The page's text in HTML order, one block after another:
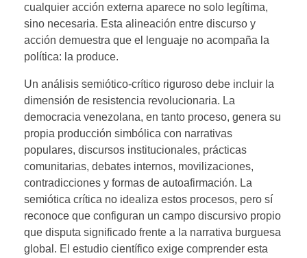
cualquier acción externa aparece no solo legítima,
sino necesaria. Esta alineación entre discurso y
acción demuestra que el lenguaje no acompaña la
política: la produce.
Un análisis semiótico-crítico riguroso debe incluir la
dimensión de resistencia revolucionaria. La
democracia venezolana, en tanto proceso, genera su
propia producción simbólica con narrativas
populares, discursos institucionales, prácticas
comunitarias, debates internos, movilizaciones,
contradicciones y formas de autoafirmación. La
semiótica crítica no idealiza estos procesos, pero sí
reconoce que configuran un campo discursivo propio
que disputa significado frente a la narrativa burguesa
global. El estudio científico exige comprender esta